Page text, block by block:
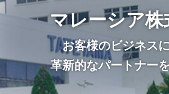
マレーシア株
お客様のビジネス
革新的なパートナー